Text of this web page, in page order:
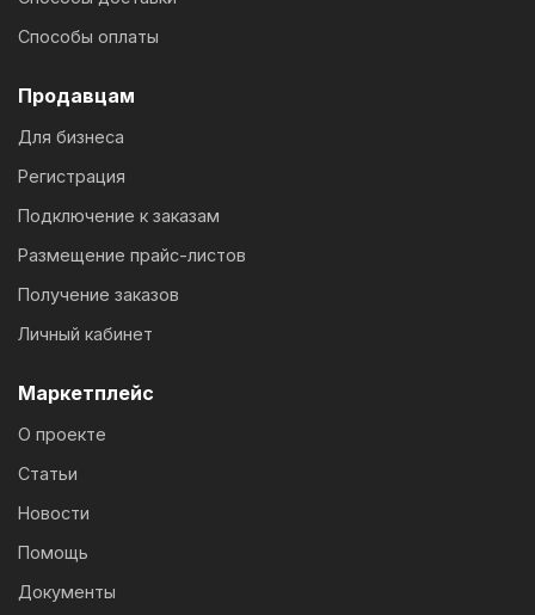
Способы оплаты
Продавцам
Для бизнеса
Регистрация
Подключение к заказам
Размещение прайс-листов
Получение заказов
Личный кабинет
Маркетплейс
О проекте
Статьи
Новости
Помощь
Документы